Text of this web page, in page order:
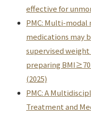
effective for
PMC: Multi-
medications may
supervised weight
preparing
(2025)
PMC: A
Treatment and